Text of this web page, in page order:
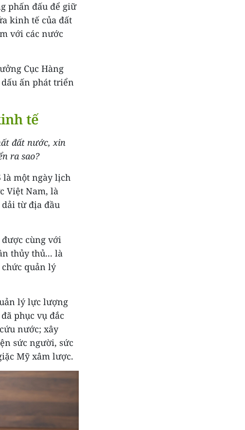
phấn đấu để giữ
kinh tế của đất
với các nước
Cục Hàng
ấn phát triển
tế
đất nước, xin
ra sao?
là một ngày lịch
Việt Nam, là
từ địa đầu
được cùng với
thủy thủ... là
quản lý
lý lực lượng
phục vụ đắc
nước; xây
sức người, sức
Mỹ xâm lược.